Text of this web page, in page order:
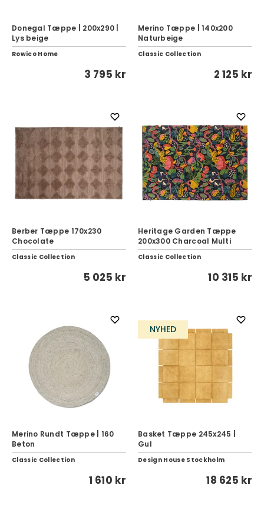
Donegal Tæppe | 200x290 |
Lys beige
Rowico Home
3 795 kr
Merino Tæppe | 140x200
Naturbeige
Classic Collection
2 125 kr
Berber Tæppe 170x230
Chocolate
Classic Collection
5 025 kr
Heritage Garden Tæppe
200x300 Charcoal Multi
Classic Collection
10 315 kr
Merino Rundt Tæppe | 160
Beton
Classic Collection
1 610 kr
NYHED
Basket Tæppe 245x245 |
Gul
Design House Stockholm
18 625 kr